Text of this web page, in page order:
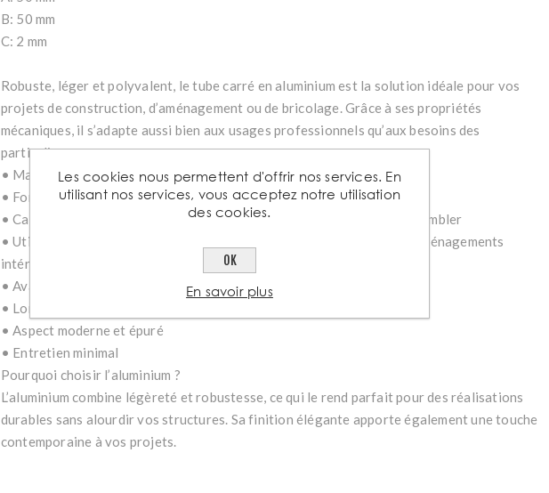
B: 50 mm
C: 2 mm
Robuste, léger et polyvalent, le tube carré en aluminium est la solution idéale pour vos
projets de construction, d’aménagement ou de bricolage. Grâce à ses propriétés
mécaniques, il s’adapte aussi bien aux usages professionnels qu’aux besoins des
particuliers.
• Matériau : Aluminium de haute qualité, résistant à la corrosion
• Forme : Profilé carré, angles nets et réguliers
• Caractéristiques : Léger mais solide, facile à découper, percer et assembler
• Utilisations : Structures métalliques, cadres, mobilier, garde corps, aménagements
intérieurs et extérieurs
• Avantages :
• Longue durée de vie grâce à sa résistance aux intempéries
• Aspect moderne et épuré
• Entretien minimal
Pourquoi choisir l’aluminium ?
L’aluminium combine légèreté et robustesse, ce qui le rend parfait pour des réalisations
durables sans alourdir vos structures. Sa finition élégante apporte également une touche
contemporaine à vos projets.
Les cookies nous permettent d'offrir nos services. En
utilisant nos services, vous acceptez notre utilisation
des cookies.
OK
En savoir plus